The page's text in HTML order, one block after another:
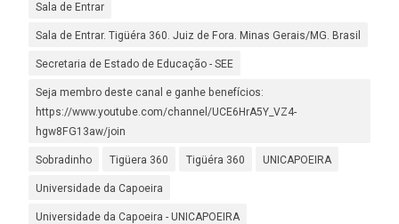
Sala de Entrar
Sala de Entrar. Tigüéra 360. Juiz de Fora. Minas Gerais/MG. Brasil
Secretaria de Estado de Educação - SEE
Seja membro deste canal e ganhe benefícios:
https://www.youtube.com/channel/UCE6HrA5Y_VZ4-
hgw8FG13aw/join
Sobradinho Tigüera 360 Tigüéra 360 UNICAPOEIRA
Universidade da Capoeira
Universidade da Capoeira - UNICAPOEIRA